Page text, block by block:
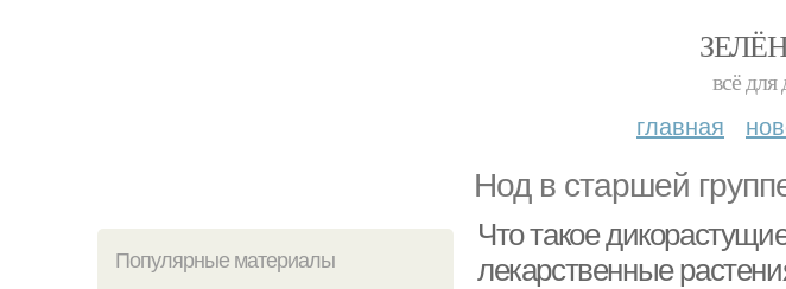
всё для
главная
Нод в старшей
Популярные материалы
Что такое
лекарственные